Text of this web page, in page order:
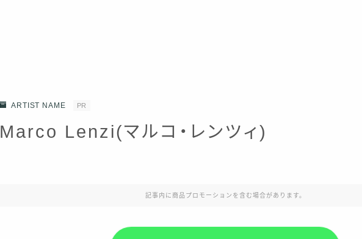
ARTIST NAME PR
Marco Lenzi(マルコ・レンツィ)
記事内に商品プロモーションを含む場合があります。